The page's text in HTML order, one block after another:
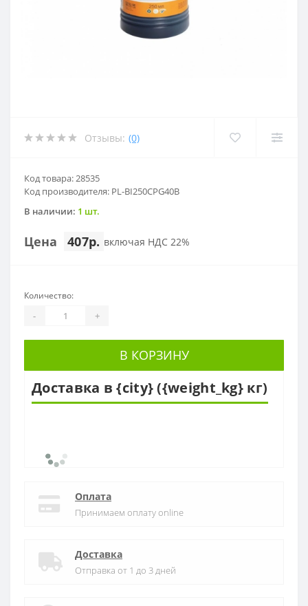
Отзывы: (0)
Код товара: 28535
Код производителя: PL-BI250CPG40B
В наличии: 1 шт.
Цена 407р. включая НДС 22%
Количество:
- +
В КОРЗИНУ
Доставка в {city} ({weight_kg} кг)
Оплата
Принимаем оплату online
Доставка
Отправка от 1 до 3 дней